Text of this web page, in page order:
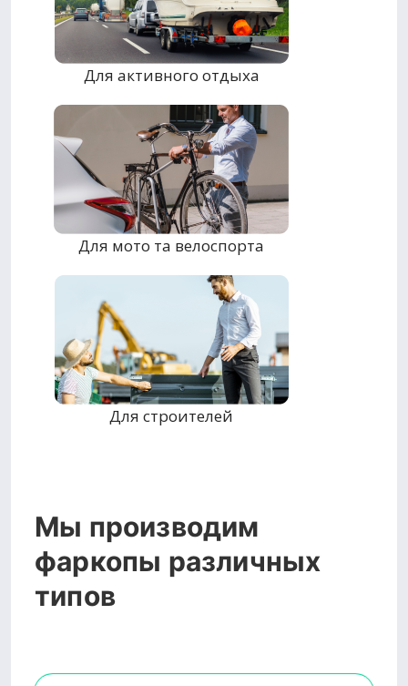
Для активного отдыха
Для мото та велоспорта
Для строителей
Мы производим
фаркопы различных
типов